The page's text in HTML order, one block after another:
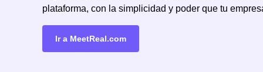
plataforma, con la simplicidad y poder que tu
Ir a MeetReal.com